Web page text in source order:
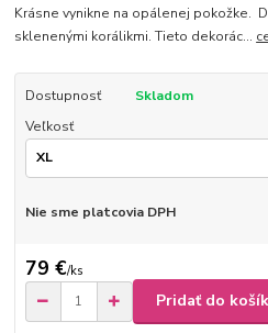
Krásne vynikne na opálenej pokožke.
sklenenými korálikmi. Tieto dekorác...
Dostupnosť
Skladom
Veľkosť
Nie sme platcovia DPH
79 €/ks
Pridať do